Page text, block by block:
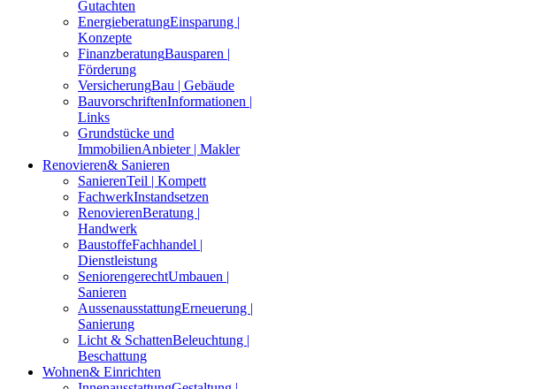
Gutachten
EnergieberatungEinsparung |
Konzepte
FinanzberatungBausparen |
Förderung
VersicherungBau | Gebäude
BauvorschriftenInformationen |
Links
Grundstücke und
ImmobilienAnbieter | Makler
Renovieren& Sanieren
SanierenTeil | Kompett
FachwerkInstandsetzen
RenovierenBeratung |
Handwerk
BaustoffeFachhandel |
Dienstleistung
SeniorengerechtUmbauen |
Sanieren
AussenausstattungErneuerung |
Sanierung
Licht & SchattenBeleuchtung |
Beschattung
Wohnen& Einrichten